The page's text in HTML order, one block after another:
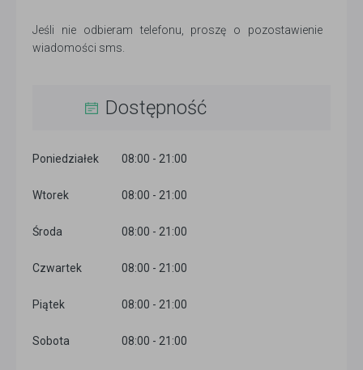
Jeśli nie odbieram telefonu, proszę o pozostawienie
wiadomości sms.
Dostępność
Poniedziałek 08:00 - 21:00
Wtorek 08:00 - 21:00
Środa 08:00 - 21:00
Czwartek 08:00 - 21:00
Piątek 08:00 - 21:00
Sobota 08:00 - 21:00